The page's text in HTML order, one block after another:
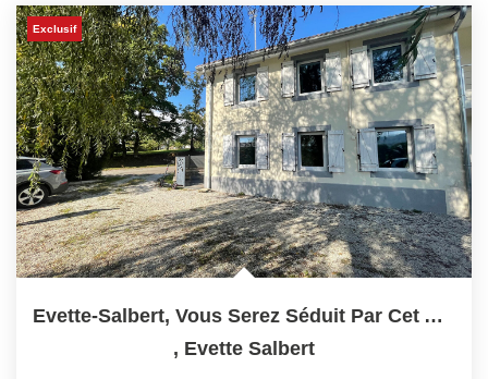
Exclusif
Evette-Salbert, Vous Serez Séduit Par Cet Appartement...
, Evette Salbert